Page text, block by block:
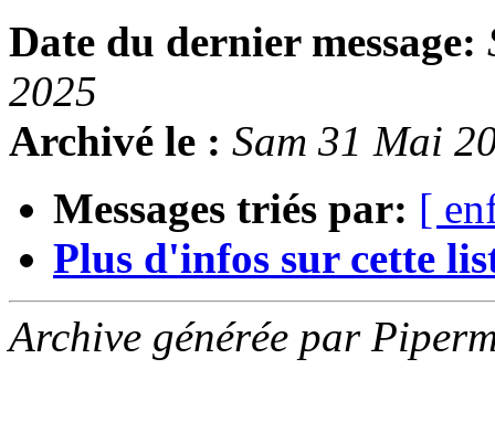
Date du dernier message:
2025
Archivé le : Sam 31 Mai
Messages triés par: [
Plus d'infos sur cette
Archive générée par